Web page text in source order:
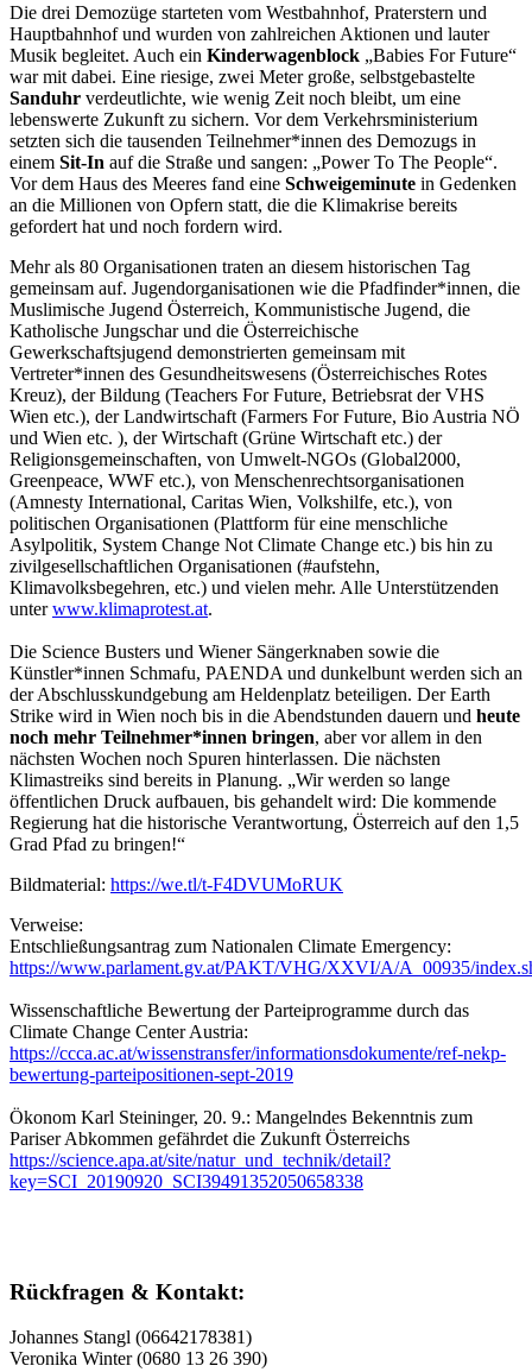
Die drei Demozüge starteten vom Westbahnhof, Praterstern und
Hauptbahnhof und wurden von zahlreichen Aktionen und lauter
Musik begleitet. Auch ein Kinderwagenblock „Babies For Future“
war mit dabei. Eine riesige, zwei Meter große, selbstgebastelte
Sanduhr verdeutlichte, wie wenig Zeit noch bleibt, um eine
lebenswerte Zukunft zu sichern. Vor dem Verkehrsministerium
setzten sich die tausenden Teilnehmer*innen des Demozugs in
einem Sit-In auf die Straße und sangen: „Power To The People“.
Vor dem Haus des Meeres fand eine Schweigeminute in Gedenken
an die Millionen von Opfern statt, die die Klimakrise bereits
gefordert hat und noch fordern wird.
Mehr als 80 Organisationen traten an diesem historischen Tag
gemeinsam auf. Jugendorganisationen wie die Pfadfinder*innen, die
Muslimische Jugend Österreich, Kommunistische Jugend, die
Katholische Jungschar und die Österreichische
Gewerkschaftsjugend demonstrierten gemeinsam mit
Vertreter*innen des Gesundheitswesens (Österreichisches Rotes
Kreuz), der Bildung (Teachers For Future, Betriebsrat der VHS
Wien etc.), der Landwirtschaft (Farmers For Future, Bio Austria NÖ
und Wien etc. ), der Wirtschaft (Grüne Wirtschaft etc.) der
Religionsgemeinschaften, von Umwelt-NGOs (Global2000,
Greenpeace, WWF etc.), von Menschenrechtsorganisationen
(Amnesty International, Caritas Wien, Volkshilfe, etc.), von
politischen Organisationen (Plattform für eine menschliche
Asylpolitik, System Change Not Climate Change etc.) bis hin zu
zivilgesellschaftlichen Organisationen (#aufstehn,
Klimavolksbegehren, etc.) und vielen mehr. Alle Unterstützenden
unterwww.klimaprotest.at.
Die Science Busters und Wiener Sängerknaben sowie die
Künstler*innen Schmafu, PAENDA und dunkelbunt werden sich an
der Abschlusskundgebung am Heldenplatz beteiligen. Der Earth
Strike wird in Wien noch bis in die Abendstunden dauern und heute
noch mehr Teilnehmer*innen bringen, aber vor allem in den
nächsten Wochen noch Spuren hinterlassen. Die nächsten
Klimastreiks sind bereits in Planung. „Wir werden so lange
öffentlichen Druck aufbauen, bis gehandelt wird: Die kommende
Regierung hat die historische Verantwortung, Österreich auf den 1,5
Grad Pfad zu bringen!“
Bildmaterial: https://we.tl/t-F4DVUMoRUK
Verweise:
Entschließungsantrag zum Nationalen Climate Emergency:
https://www.parlament.gv.at/PAKT/VHG/XXVI/A/A_00935/
Wissenschaftliche Bewertung der Parteiprogramme durch das
Climate Change Center Austria:
https://ccca.ac.at/wissenstransfer/informationsdokumente/ref-nekp-
bewertung-parteipositionen-sept-2019
Ökonom Karl Steininger, 20. 9.: Mangelndes Bekenntnis zum
Pariser Abkommen gefährdet die Zukunft Österreichs
https://science.apa.at/site/natur_und_technik/detail?
key=SCI_20190920_SCI39491352050658338
Rückfragen & Kontakt:
Johannes Stangl (06642178381)
Veronika Winter (0680 13 26 390)